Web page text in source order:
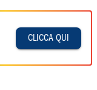
CLICCA QUI